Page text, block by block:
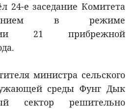
24-е заседание Комитета
в режиме
21 прибрежной
министра сельского
среды Фунг Дык
сектор решительно